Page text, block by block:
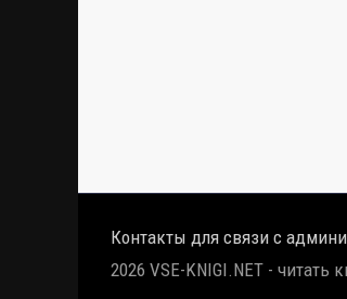
Контакты для связи с
2026 VSE-KNIGI.NET - читать